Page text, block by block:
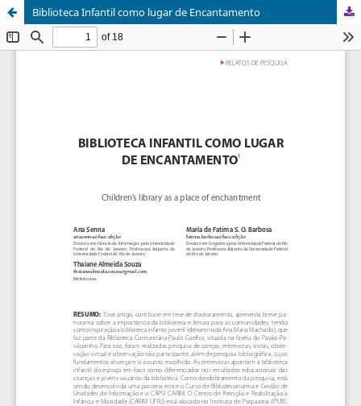
Biblioteca Infantil como lugar de Encantamento